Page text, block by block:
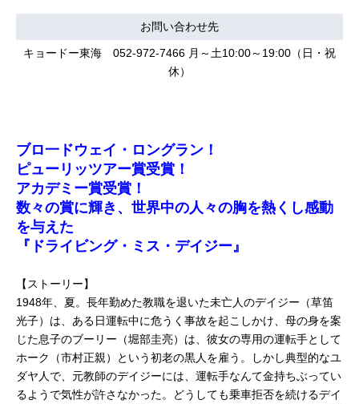
お問い合わせ先
キョードー東海 052-972-7466 月～土10:00～19:00（日・祝
休）
ブロ一ドウェイ・ロングラン！
ピューリッツアー賞受賞！
アカデミー賞受賞！
数々の賞に輝き、世界中の人々の胸を熱くし感動
を与えた
『ドライビング・ミス・デイジー』
【ストーリー】
1948年、夏。長年勤めた教職を退いた未亡人のデイジー（草笛
光子）は、ある日運転中に危うく事故を起こしかけ、母の身を案
じた息子のブーリー（堀部圭亮）は、彼女の専用の運転手として
ホーク（市村正親）という初老の黒人を雇う。しかし典型的なユ
ダヤ人で、元教師のデイジーには、運転手なんて金持ちぶってい
るようで気性が許さなかった。どうしても乗車拒否を続けるデイ